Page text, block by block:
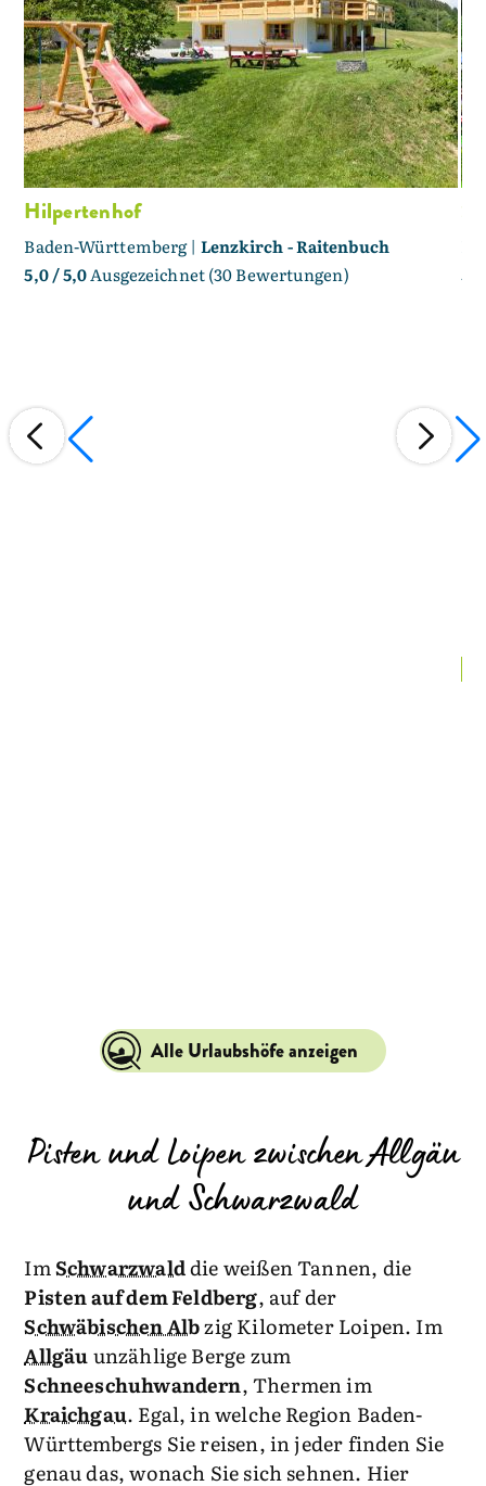
Hilpertenhof
Baden-Württemberg | Lenzkirch - Raitenbuch
5,0/ 5,0Ausgezeichnet (30 Bewertungen)
5,0
Alle Urlaubshöfe anzeigen
Pisten und Loipen zwischen Allgäu
und Schwarzwald
ImSchwarzwalddie weißen Tannen, die
Pisten auf dem Feldberg, auf der
Schwäbischen Albzig Kilometer Loipen. Im
Allgäuunzählige Berge zum
Schneeschuhwandern, Thermen im
Kraichgau. Egal, in welche Region Baden-
Württembergs Sie reisen, in jeder finden Sie
genau das, wonach Sie sich sehnen. Hier